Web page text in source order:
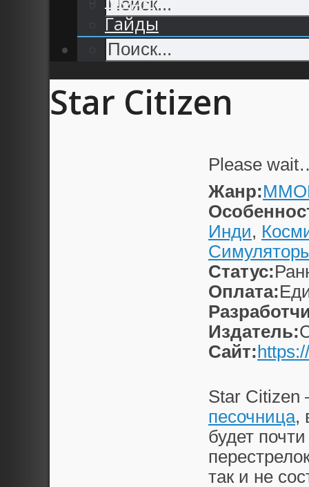
Гайды
Star Citizen
Please
Жанр:
Инди,
Статус:
Оплата:
Издатель:
Сайт:
Star Citizen
песочница,
будет
так и не